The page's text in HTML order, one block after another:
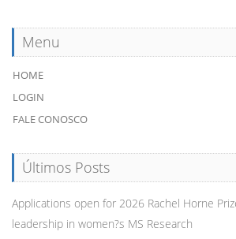
Menu
HOME
LOGIN
FALE CONOSCO
Últimos Posts
Applications open for 2026 Rachel Horne
leadership in women?s MS Research